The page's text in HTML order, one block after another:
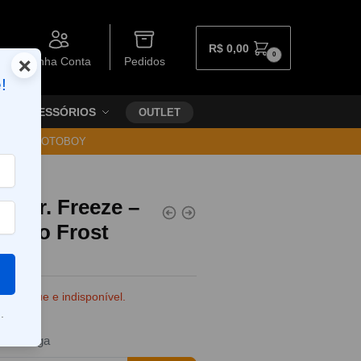
Minha Conta Pedidos
R$ 0,00 0
ACESSÓRIOS OUTLET
VIA MOTOBOY
Mr. Freeze –
Frost
estoque e indisponível.
entrega
×